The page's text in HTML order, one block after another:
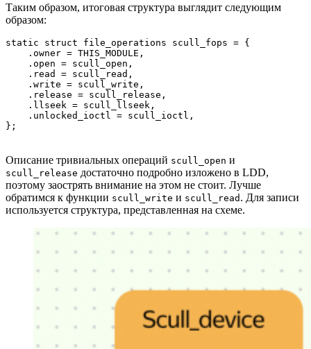
Таким образом, итоговая структура выглядит следующим
образом:
static struct file_operations scull_fops = {
    .owner = THIS_MODULE,
    .open = scull_open,
    .read = scull_read,
    .write = scull_write,
    .release = scull_release,
    .llseek = scull_llseek,
    .unlocked_ioctl = scull_ioctl,
};
Описание тривиальных операций scull_open и
scull_release достаточно подробно изложено в LDD,
поэтому заострять внимание на этом не стоит. Лучше
обратимся к функции scull_write и scull_read . Для записи
используется структура, представленная на схеме.